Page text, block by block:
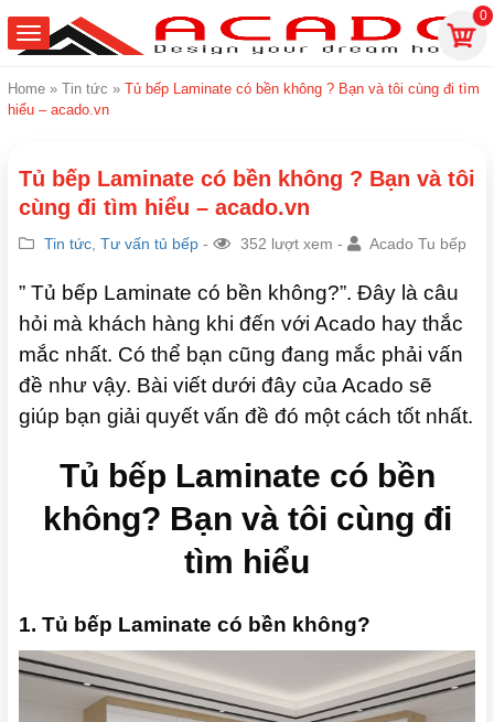
0
Home » Tin tức » Tủ bếp Laminate có bền không ? Bạn và tôi cùng đi tìm
hiểu – acado.vn
Tủ bếp Laminate có bền không ? Bạn và tôi
cùng đi tìm hiểu – acado.vn
Tin tức Tư vấn tủ bếp - 352 lượt xem - Acado Tu bếp
” Tủ bếp Laminate có bền không?”. Đây là câu
hỏi mà khách hàng khi đến với Acado hay thắc
mắc nhất. Có thể bạn cũng đang mắc phải vấn
đề như vậy. Bài viết dưới đây của Acado sẽ
giúp bạn giải quyết vấn đề đó một cách tốt nhất.
Tủ bếp Laminate có bền
không? Bạn và tôi cùng đi
tìm hiểu
1. Tủ bếp Laminate có bền không?